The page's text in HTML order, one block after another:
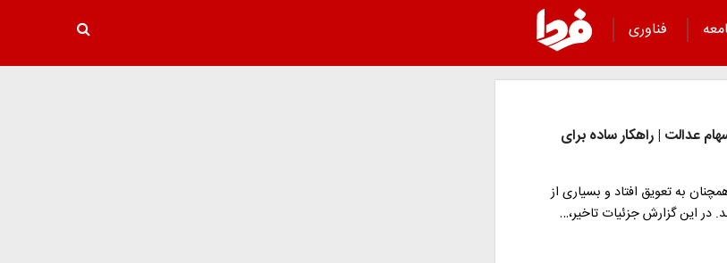
فناوری
عدالت | راهکار ساده برای
سود سهام عدالت ۱۴۰۴ همچنان به تعویق افتاد و بسیاری از
در این گزارش جزئیات تاخیر،…